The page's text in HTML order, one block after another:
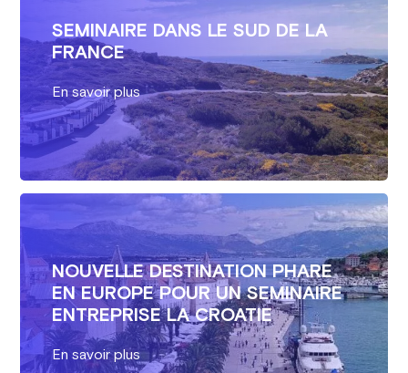
SEMINAIRE DANS LE SUD DE LA
FRANCE
En savoir plus
NOUVELLE DESTINATION PHARE
EN EUROPE POUR UN SEMINAIRE
ENTREPRISE LA CROATIE
En savoir plus